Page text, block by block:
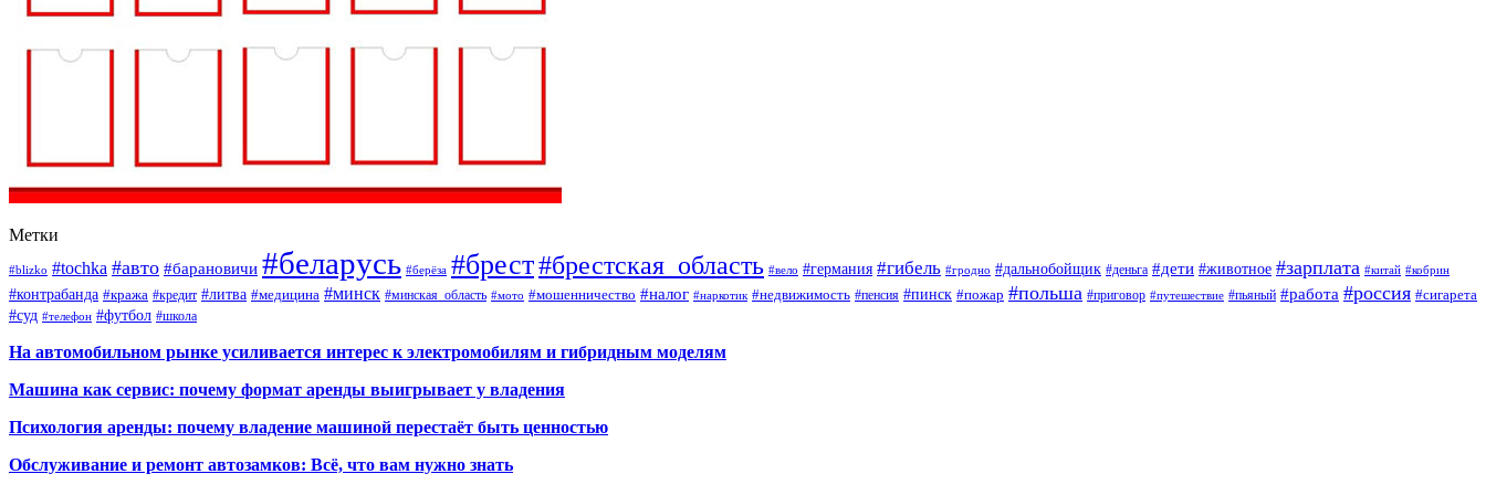
Метки
#blizko #tochka #авто #барановичи #беларусь #берёза #брест#брестская_область #вело #германия #гибель #гродно #дальнобойщик #деньга #дети #животное #зарплата #китай #кобрин
#контрабанда #кража #кредит #литва #медицина #минск #минская_область #мото #мошенничество #налог #наркотик #недвижимость #пенсия #пинск #пожар #польша #приговор #путешествие #пьяный #работа #россия #сигарета
#суд #телефон #футбол #школа
На автомобильном рынке усиливается интерес к электромобилям и гибридным моделям
Машина как сервис: почему формат аренды выигрывает у владения
Психология аренды: почему владение машиной перестаёт быть ценностью
Обслуживание и ремонт автозамков: Всё, что вам нужно знать